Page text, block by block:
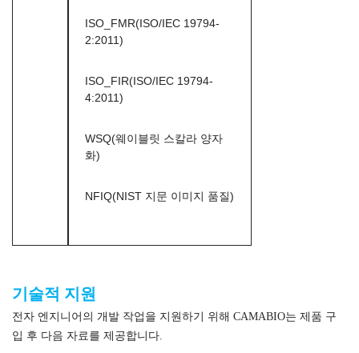
ISO_FMR(ISO/IEC 19794-
2:2011)
ISO_FIR(ISO/IEC 19794-
4:2011)
WSQ(웨이블릿 스칼라 양자
화)
NFIQ(NIST 지문 이미지 품질)
기술적 지원
전자 엔지니어의 개발 작업을 지원하기 위해 CAMABIO는 제품 구
입 후 다음 자료를 제공합니다.